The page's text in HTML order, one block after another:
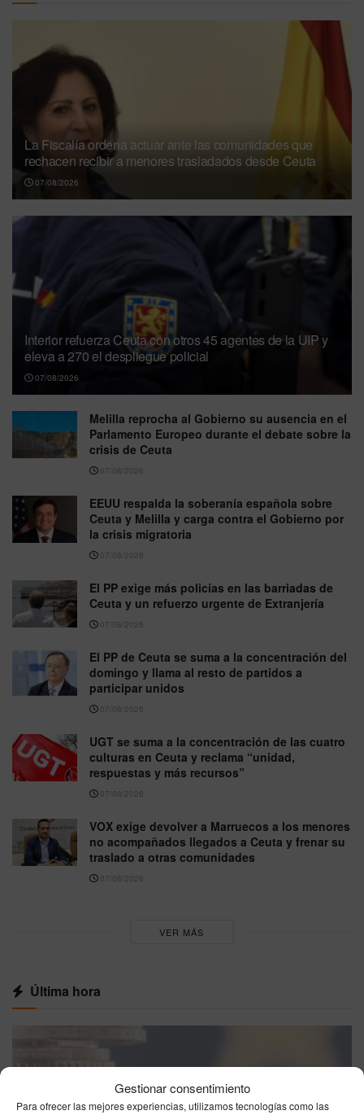
Gestionar consentimiento
Para ofrecer las mejores experiencias, utilizamos tecnologías como las
La Fiscalía ordena actuar ante las comunidades que
rechacen recibir a menores trasladados desde Ceuta
07/08/2026
Interior refuerza Ceuta con otros 45 agentes de la UIP y
eleva a 270 el despliegue policial
07/08/2026
Melilla reprocha al Gobierno su ausencia en el
Parlamento Europeo durante el debate sobre la
crisis de Ceuta
07/08/2026
EEUU respalda la soberanía española sobre
Ceuta y Melilla y carga contra el Gobierno por
la crisis migratoria
07/08/2026
El PP exige más policías en las barriadas de
Ceuta y un refuerzo urgente de Extranjería
07/08/2026
El PP de Ceuta se suma a la concentración del
domingo y llama al resto de partidos a
participar unidos
07/08/2026
UGT se suma a la concentración de las cuatro
culturas en Ceuta y reclama “unidad,
respuestas y más recursos”
07/08/2026
VOX exige devolver a Marruecos a los menores
no acompañados llegados a Ceuta y frenar su
traslado a otras comunidades
07/08/2026
VER MÁS
Última hora